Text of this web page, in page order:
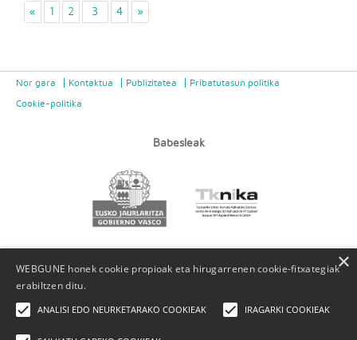
« 1 2 3 4 »
Nor gara Kontaktua Publizitatea Pribatutasun politika
Cookie-politika
Babesleak
WEBGUNE honek cookie propioak eta hirugarrenen cookie-fitxategiak
erabiltzen ditu.
ANALISI EDO NEURKETARAKO COOKIEAK IRAGARKI COOKIEAK
×